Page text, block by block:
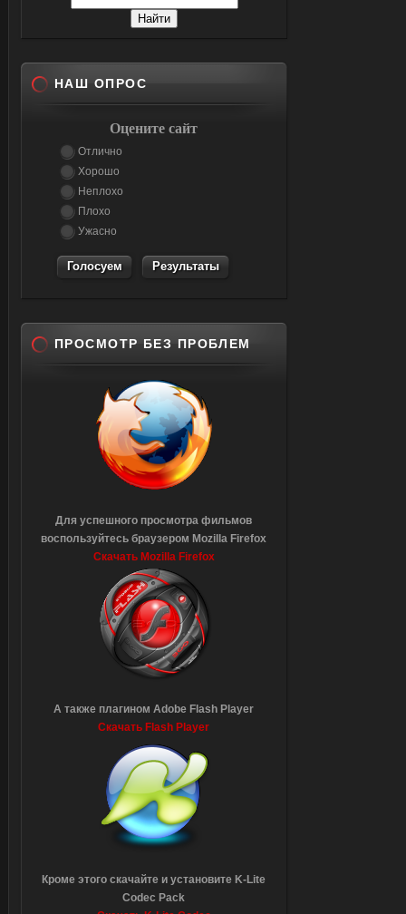
НАШ ОПРОС
Оцените сайт
Отлично
Хорошо
Неплохо
Плохо
Ужасно
Результаты
ПРОСМОТР БЕЗ ПРОБЛЕМ
Для успешного просмотра фильмов
воспользуйтесь браузером Mozilla Firefox
Скачать Mozilla Firefox
А также плагином Adobe Flash Player
Скачать Flash Player
Кроме этого скачайте и установите K-Lite
Codec Pack